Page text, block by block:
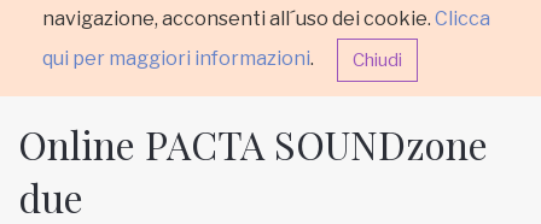
navigazione, acconsenti all´uso dei cookie. Clicca
qui per maggiori informazioni. Chiudi
Online PACTA SOUNDzone
due